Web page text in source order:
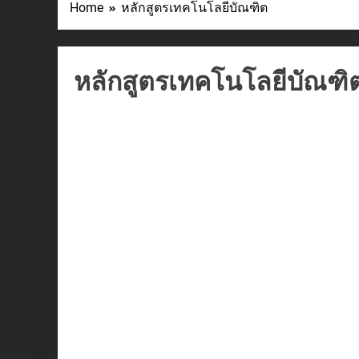
Home หลักสูตรเทคโนโลยีบัณฑิต
หลักสูตรเทคโนโลยีบัณฑิ